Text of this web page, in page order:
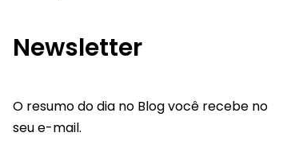
Newsletter
O resumo do dia no Blog você recebe no
seu e-mail.